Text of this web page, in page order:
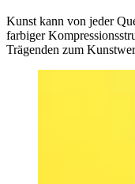
Kunst kann von jeder
farbiger
Trägenden zum